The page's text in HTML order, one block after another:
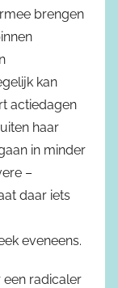
brengen
kan
actiedagen
haar
in minder
–
daar iets
eveneens.
een radicaler